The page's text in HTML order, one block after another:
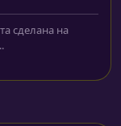
сделана на